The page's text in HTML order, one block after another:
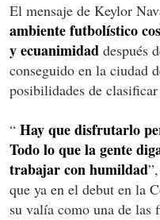
El mensaje de Keylor
ambiente futbolístico
y ecuanimidad después
conseguido en la ciudad
posibilidades de
“ Hay que disfrutarlo
Todo lo que la gente
trabajar con humildad
que ya en el debut en la
su valía como una de las